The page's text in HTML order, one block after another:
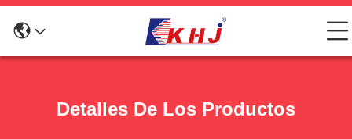
Detalles De Los Productos